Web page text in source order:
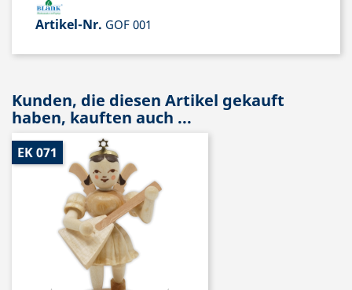
Artikel-Nr. GOF 001
Kunden, die diesen Artikel gekauft
haben, kauften auch ...
EK 071